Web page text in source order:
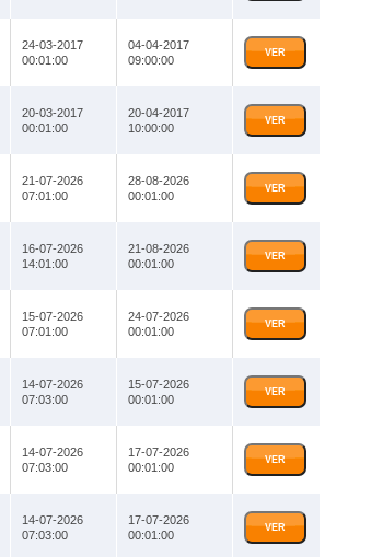
24-03-2017
00:01:00
04-04-2017
09:00:00
VER
20-03-2017
00:01:00
20-04-2017
10:00:00
VER
21-07-2026
07:01:00
28-08-2026
00:01:00
VER
16-07-2026
14:01:00
21-08-2026
00:01:00
VER
15-07-2026
07:01:00
24-07-2026
00:01:00
VER
14-07-2026
07:03:00
15-07-2026
00:01:00
VER
14-07-2026
07:03:00
17-07-2026
00:01:00
VER
14-07-2026
07:03:00
17-07-2026
00:01:00
VER